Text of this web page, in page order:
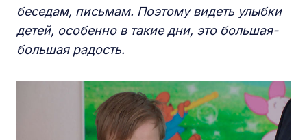
беседам, письмам. Поэтому видеть улыбки
детей, особенно в такие дни, это большая-
большая радость.